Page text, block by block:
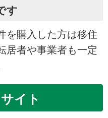
す
を購入した方は移住
居者や事業者も一定
イト